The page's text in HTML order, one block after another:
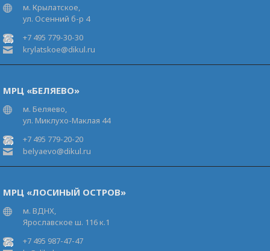
м. Крылатское,
ул. Осенний б-р 4
+7 495 779-30-30
krylatskoe@dikul.ru
МРЦ «БЕЛЯЕВО»
м. Беляево,
ул. Миклухо-Маклая 44
+7 495 779-20-20
belyaevo@dikul.ru
МРЦ «ЛОСИНЫЙ ОСТРОВ»
м. ВДНХ,
Ярославское ш. 116 к.1
+7 495 987-47-47